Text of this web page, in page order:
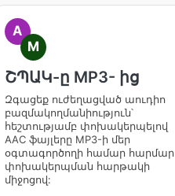
A
M
ՇՊԱԿ-ը MP3- ից
Զգացեք ուժեղացված աուդիո
բազմակողմանիություն՝
հեշտությամբ փոխակերպելով
AAC ֆայլերը MP3-ի մեր
օգտագործողի համար հարմար
փոխակերպման հարթակի
միջոցով: